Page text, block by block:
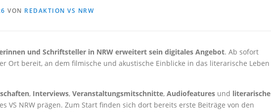
VON REDAKTION VS NRW
und Schriftsteller in NRW erweitert sein digitales Angebot. Ab sofort
Ort bereit, an dem filmische und akustische Einblicke in das literarische Leben
, Interviews, Veranstaltungsmitschnitte, Audiofeatures und literarische
VS NRW prägen. Zum Start finden sich dort bereits erste Beiträge von den